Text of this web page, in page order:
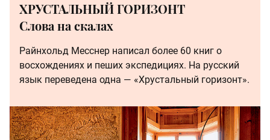
ХРУСТАЛЬНЫЙ ГОРИЗОНТ
Слова на скалах
Райнхольд Месснер написал более 60 книг о
восхождениях и пеших экспедициях. На русский
язык переведена одна — «Хрустальный горизонт».